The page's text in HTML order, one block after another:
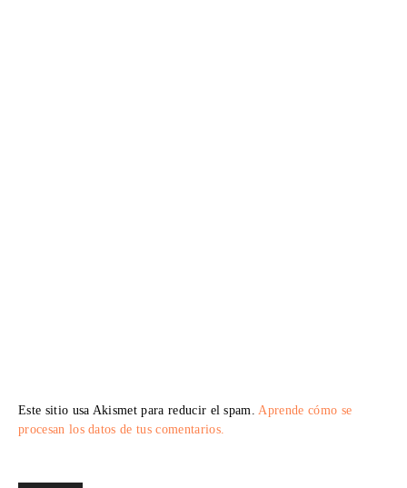
Este sitio usa Akismet para reducir el spam. Aprende cómo se
procesan los datos de tus comentarios.